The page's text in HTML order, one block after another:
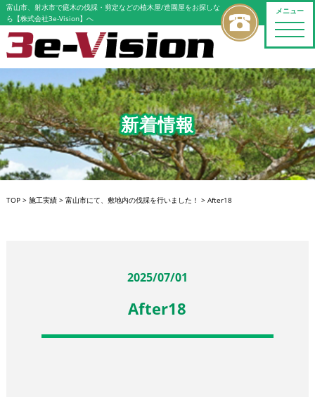
メニュー
toggle
富山市、射水市で庭木の伐採・剪定などの植木屋/造園屋をお探しな
ら【株式会社3e-Vision】へ
新着情報
TOP> 施工実績> 富山市にて、敷地内の伐採を行いました！ > After18
2025/07/01
After18